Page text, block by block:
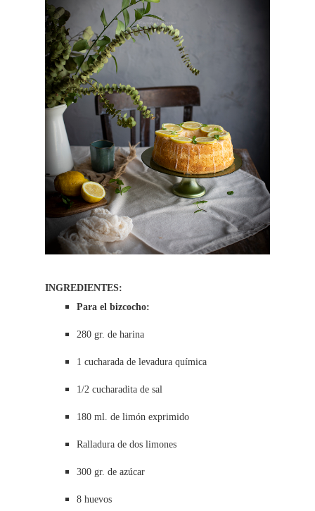
INGREDIENTES:
Para el bizcocho:
280 gr. de harina
1 cucharada de levadura química
1/2 cucharadita de sal
180 ml. de limón exprimido
Ralladura de dos limones
300 gr. de azúcar
8 huevos